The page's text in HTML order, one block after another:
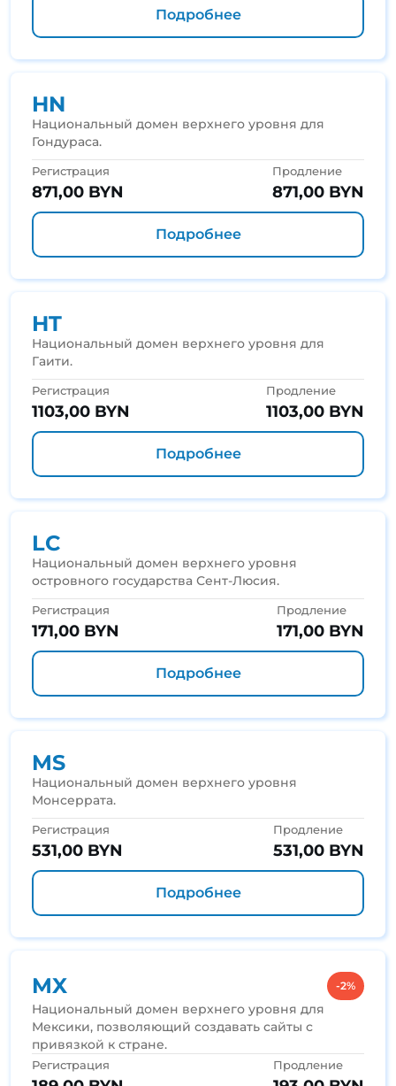
Подробнее
HN
Национальный домен верхнего уровня для
Гондураса.
Регистрация
871,00 BYN
Продление
871,00 BYN
Подробнее
HT
Национальный домен верхнего уровня для
Гаити.
Регистрация
1103,00 BYN
Продление
1103,00 BYN
Подробнее
LC
Национальный домен верхнего уровня
островного государства Сент-Люсия.
Регистрация
171,00 BYN
Продление
171,00 BYN
Подробнее
MS
Национальный домен верхнего уровня
Монсеррата.
Регистрация
531,00 BYN
Продление
531,00 BYN
Подробнее
MX -2%
Национальный домен верхнего уровня для
Мексики, позволяющий создавать сайты с
привязкой к стране.
Регистрация Продление